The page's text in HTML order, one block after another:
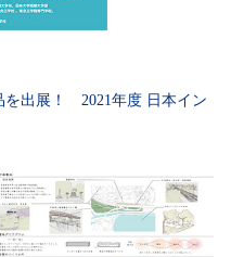
を出展！ 2021年度 日本イン